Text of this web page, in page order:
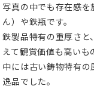
写真の中でも存在感を
ん）や鉄瓶です。
鉄製品特有の重厚さ
えて観賞価値も高いも
中には古い鋳物特有
逸品でした。